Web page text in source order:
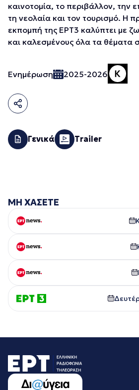
καινοτομία, το περιβάλλον, την
τη νεολαία και τον τουρισμό. H
εκπομπή της ΕΡΤ3 καλύπτει με
και καλεσμένους όλα τα θέματα
Ενημέρωση 2025-2026
Γενικά Trailer
ΜΗ ΧΑΣΕΤΕ